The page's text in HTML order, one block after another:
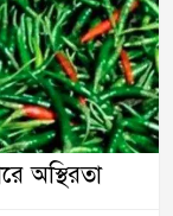
অস্থিরতা